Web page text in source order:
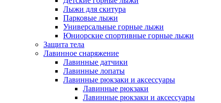
Лыжи для скитура
Парковые лыжи
Универсальные горные лыжи
Юниорские спортивные горные лыжи
Защита тела
Лавинное снаряжение
Лавинные датчики
Лавинные лопаты
Лавинные рюкзаки и аксессуары
Лавинные рюкзаки
Лавинные рюкзаки и аксессуары